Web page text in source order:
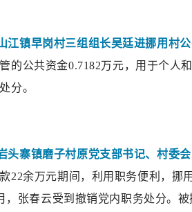
江镇早岗村三组组长吴廷进挪用村
的公共资金0.7182万元，用于个人
分。
头寨镇磨子村原党支部书记、村委
22余万元期间，利用职务便利，挪
，张春云受到撤销党内职务处分。